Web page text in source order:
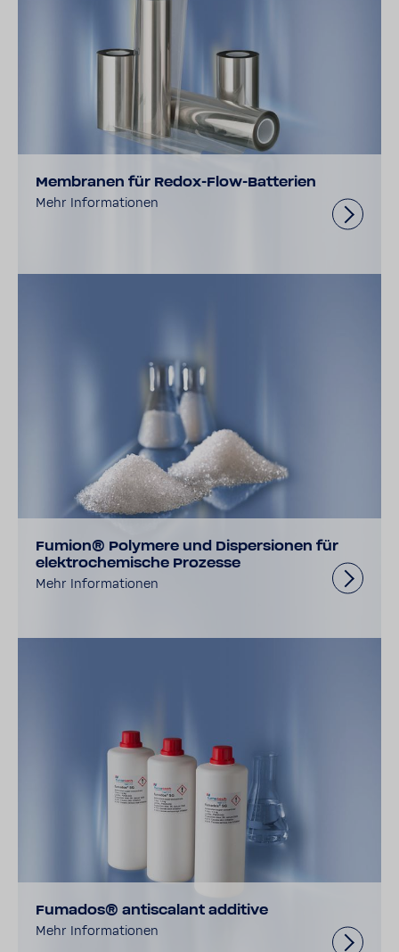
Membranen für Redox-Flow-Batterien
Mehr Informationen
Fumion® Polymere und Dispersionen für
elektrochemische Prozesse
Mehr Informationen
Fumados® antiscalant additive
Mehr Informationen